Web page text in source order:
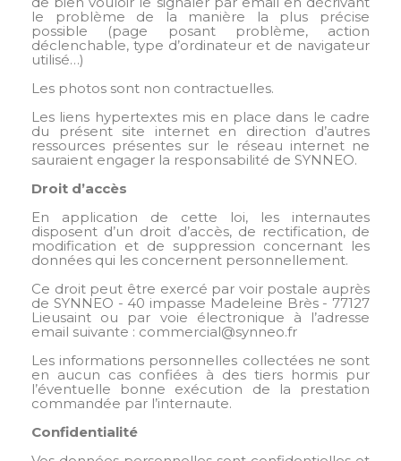
le problème de la manière la plus précise
possible (page posant problème, action
déclenchable, type d’ordinateur et de navigateur
utilisé…)
Les photos sont non contractuelles.
Les liens hypertextes mis en place dans le cadre
du présent site internet en direction d’autres
ressources présentes sur le réseau internet ne
sauraient engager la responsabilité de SYNNEO.
Droit d’accès
En application de cette loi, les internautes
disposent d’un droit d’accès, de rectification, de
modification et de suppression concernant les
données qui les concernent personnellement.
Ce droit peut être exercé par voir postale auprès
de SYNNEO - 40 impasse Madeleine Brès - 77127
Lieusaint ou par voie électronique à l’adresse
email suivante : commercial@synneo.fr
Les informations personnelles collectées ne sont
en aucun cas confiées à des tiers hormis pur
l’éventuelle bonne exécution de la prestation
commandée par l’internaute.
Confidentialité